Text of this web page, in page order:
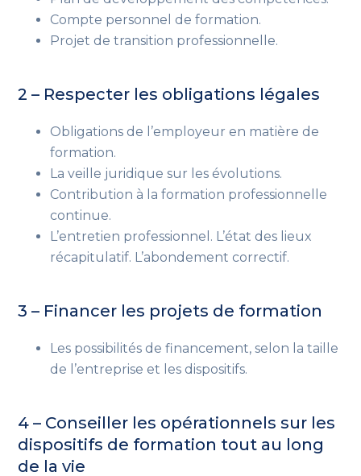
Compte personnel de formation.
Projet de transition professionnelle.
2 – Respecter les obligations légales
Obligations de l’employeur en matière de
formation.
La veille juridique sur les évolutions.
Contribution à la formation professionnelle
continue.
L’entretien professionnel. L’état des lieux
récapitulatif. L’abondement correctif.
3 – Financer les projets de formation
Les possibilités de financement, selon la taille
de l’entreprise et les dispositifs.
4 – Conseiller les opérationnels sur les
dispositifs de formation tout au long
de la vie